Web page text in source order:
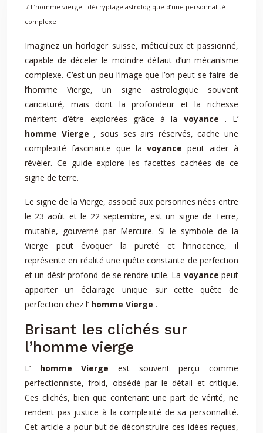
/ L’homme vierge : décryptage astrologique d’une personnalité
complexe
Imaginez un horloger suisse, méticuleux et passionné,
capable de déceler le moindre défaut d’un mécanisme
complexe. C’est un peu l’image que l’on peut se faire de
l’homme Vierge, un signe astrologique souvent
caricaturé, mais dont la profondeur et la richesse
méritent d’être explorées grâce à la voyance . L’
homme Vierge , sous ses airs réservés, cache une
complexité fascinante que lavoyancepeut aider à
révéler. Ce guide explore les facettes cachées de ce
signe de terre.
Le signe de la Vierge, associé aux personnes nées entre
le 23 août et le 22 septembre, est un signe de Terre,
mutable, gouverné par Mercure. Si le symbole de la
Vierge peut évoquer la pureté et l’innocence, il
représente en réalité une quête constante de perfection
et un désir profond de se rendre utile. La voyancepeut
apporter un éclairage unique sur cette quête de
perfection chez l’ homme Vierge .
Brisant les clichés sur
l’homme vierge
L’ homme Viergeest souvent perçu comme
perfectionniste, froid, obsédé par le détail et critique.
Ces clichés, bien que contenant une part de vérité, ne
rendent pas justice à la complexité de sa personnalité.
Cet article a pour but de déconstruire ces idées reçues,